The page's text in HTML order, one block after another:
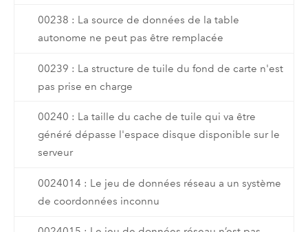
00238 : La source de données de la table
autonome ne peut pas être remplacée
00239 : La structure de tuile du fond de carte n'est
pas prise en charge
00240 : La taille du cache de tuile qui va être
généré dépasse l'espace disque disponible sur le
serveur
0024014 : Le jeu de données réseau a un système
de coordonnées inconnu